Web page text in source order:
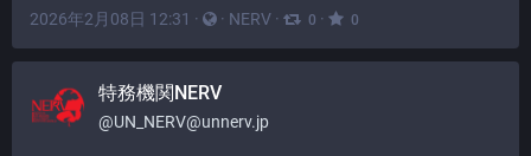
2026年2月08日 12:31 · · NERV · 0 · 0
特務機関NERV
@UN_NERV@unnerv.jp